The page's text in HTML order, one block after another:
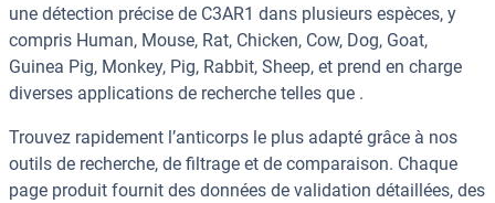
une détection précise de C3AR1 dans plusieurs espèces, y
compris Human, Mouse, Rat, Chicken, Cow, Dog, Goat,
Guinea Pig, Monkey, Pig, Rabbit, Sheep, et prend en charge
diverses applications de recherche telles que .
Trouvez rapidement l’anticorps le plus adapté grâce à nos
outils de recherche, de filtrage et de comparaison. Chaque
page produit fournit des données de validation détaillées, des